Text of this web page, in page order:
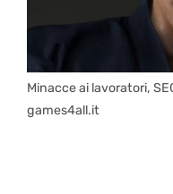
Minacce ai lavoratori,
games4all.it